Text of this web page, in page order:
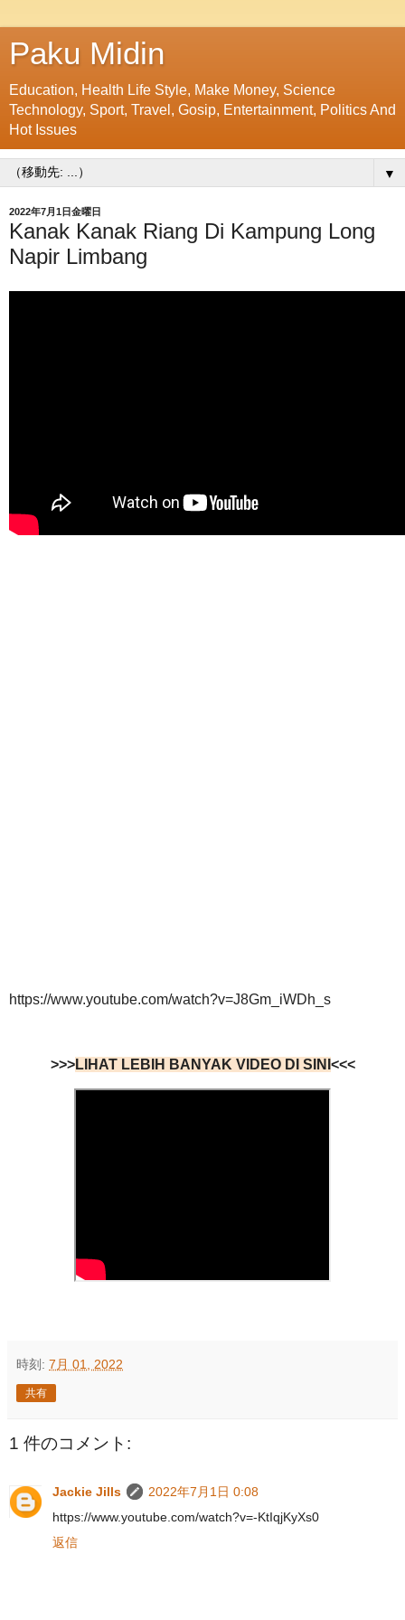
Paku Midin
Education, Health Life Style, Make Money, Science
Technology, Sport, Travel, Gosip, Entertainment, Politics And
Hot Issues
▼
2022年7月1日金曜日
Kanak Kanak Riang Di Kampung Long
Napir Limbang
https://www.youtube.com/watch?v=J8Gm_iWDh_s
>>>LIHAT LEBIH BANYAK VIDEO DI SINI <<<
時刻: 7月 01, 2022
共有
1 件のコメント:
Jackie Jills
2022年7月1日 0:08
https://www.youtube.com/watch?v=-KtIqjKyXs0
返信